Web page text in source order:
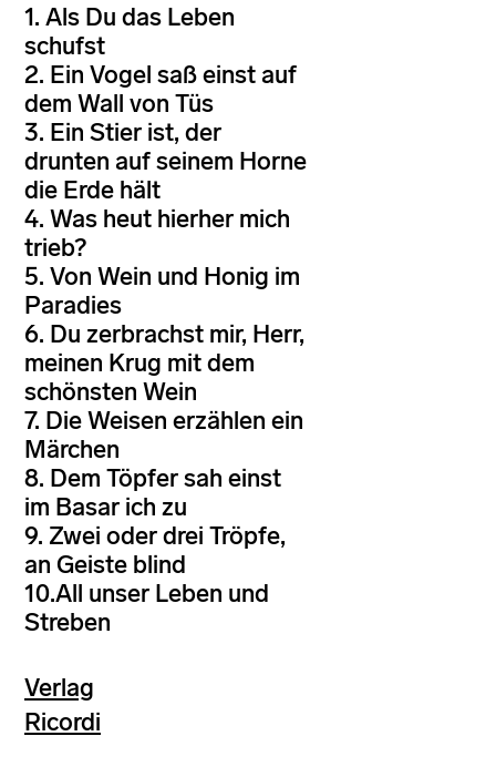
1. Als Du das Leben
schufst
2. Ein Vogel saß einst auf
dem Wall von Tüs
3. Ein Stier ist, der
drunten auf seinem Horne
die Erde hält
4. Was heut hierher mich
trieb?
5. Von Wein und Honig im
Paradies
6. Du zerbrachst mir, Herr,
meinen Krug mit dem
schönsten Wein
7. Die Weisen erzählen ein
Märchen
8. Dem Töpfer sah einst
im Basar ich zu
9. Zwei oder drei Tröpfe,
an Geiste blind
10.All unser Leben und
Streben
Verlag
Ricordi